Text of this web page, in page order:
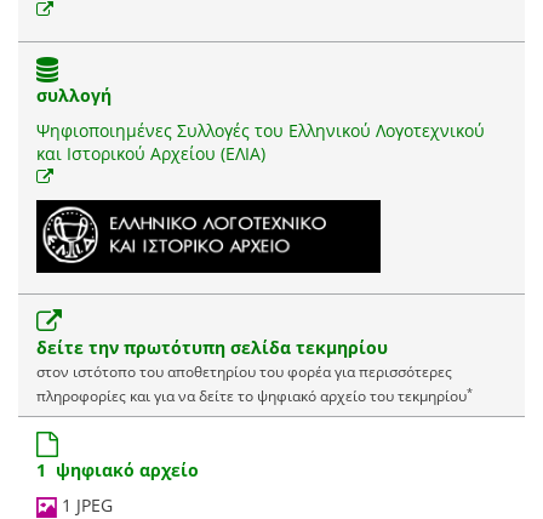
συλλογή
Ψηφιοποιημένες Συλλογές του Ελληνικού Λογοτεχνικού
και Ιστορικού Αρχείου (ΕΛΙΑ)
δείτε την πρωτότυπη σελίδα τεκμηρίου
στον ιστότοπο του αποθετηρίου του φορέα για περισσότερες
πληροφορίες και για να δείτε το ψηφιακό αρχείο του τεκμηρίου*
1 ψηφιακό αρχείο
1 JPEG